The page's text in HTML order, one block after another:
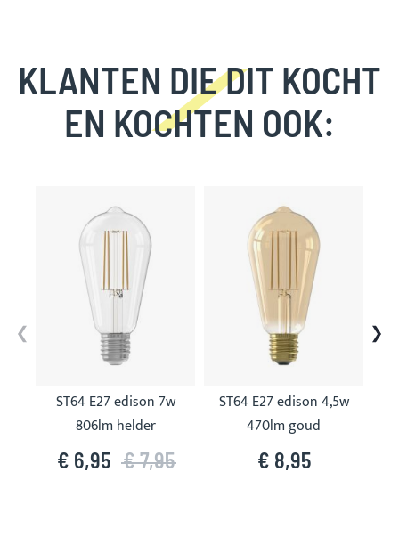
KLANTEN DIE DIT KOCHT
EN KOCHTEN OOK:
ST64 E27 edison 7w
806lm helder
€ 6,95 € 7,95
ST64 E27 edison 4,5w
470lm goud
€ 8,95